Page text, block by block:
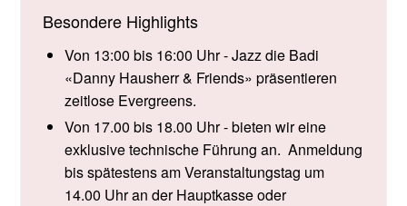
Besondere Highlights
Von 13:00 bis 16:00 Uhr - Jazz die Badi
«Danny Hausherr & Friends» präsentieren
zeitlose Evergreens.
Von 17.00 bis 18.00 Uhr - bieten wir eine
exklusive technische Führung an. Anmeldung
bis spätestens am Veranstaltungstag um
14.00 Uhr an der Hauptkasse oder